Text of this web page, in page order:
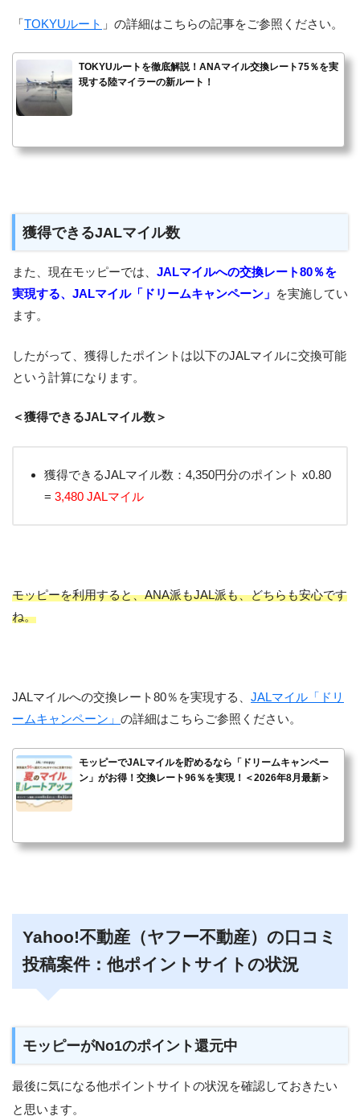
「TOKYUルート 」の詳細はこちらの記事をご参照ください。
TOKYUルートを徹底解説！ANAマイル交換レート75％を実
現する陸マイラーの新ルート！
獲得できるJALマイル数
また、現在モッピーでは、 JALマイルへの交換レート80％を
実現する、JALマイル「ドリームキャンペーン」 を実施してい
ます。
したがって、獲得したポイントは以下のJALマイルに交換可能
という計算になります。
＜獲得できるJALマイル数＞
獲得できるJALマイル数：4,350円分のポイント x0.80
= 3,480 JALマイル
モッピーを利用すると、ANA派もJAL派も、どちらも安心です
ね。
JALマイルへの交換レート80％を実現する、 JALマイル「ドリ
ームキャンペーン」 の詳細はこちらご参照ください。
モッピーでJALマイルを貯めるなら「ドリームキャンペー
ン」がお得！交換レート96％を実現！＜2026年8月最新＞
Yahoo!不動産（ヤフー不動産）の口コミ
投稿案件：他ポイントサイトの状況
モッピーがNo1のポイント還元中
最後に気になる他ポイントサイトの状況を確認しておきたい
と思います。